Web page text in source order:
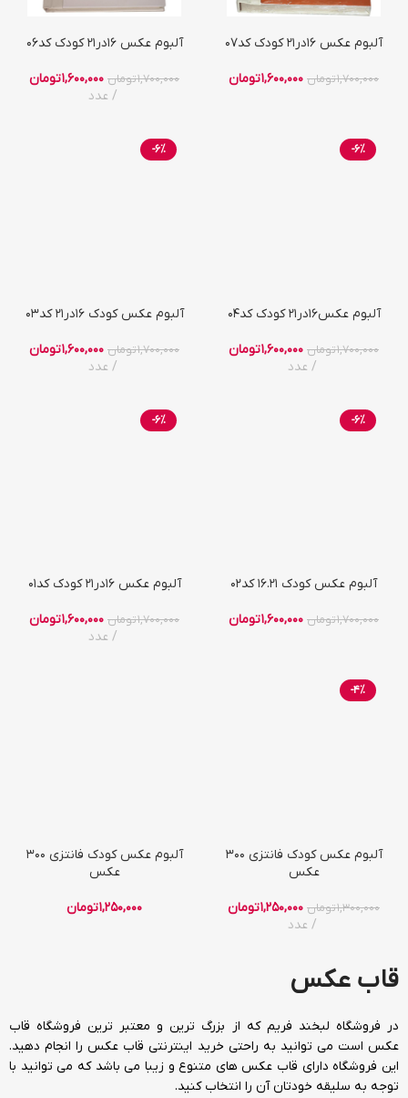
آلبوم عکس 16در21 کودک کد07
1,700,000تومان 1,600,000تومان
آلبوم عکس 16در21 کودک کد06
1,700,000تومان 1,600,000تومان
عدد
-6%
آلبوم عکس16در21 کودک کد04
1,700,000تومان 1,600,000تومان
عدد
-6%
آلبوم عکس کودک 16در21 کد03
1,700,000تومان 1,600,000تومان
عدد
-6%
آلبوم عکس کودک 16.21 کد02
1,700,000تومان 1,600,000تومان
-6%
آلبوم عکس 16در21 کودک کد01
1,700,000تومان 1,600,000تومان
عدد
-4%
آلبوم عکس کودک فانتزی 300
عکس
1,300,000تومان 1,250,000تومان
عدد
آلبوم عکس کودک فانتزی 300
عکس
1,250,000تومان
قاب عکس
در فروشگاه لبخند فریم که از بزرگ ترین و معتبر ترین فروشگاه قاب
عکس است می توانید به راحتی خرید اینترنتی قاب عکس را انجام دهید.
این فروشگاه دارای قاب عکس های متنوع و زیبا می باشد که می توانید با
توجه به سلیقه خودتان آن را انتخاب کنید.